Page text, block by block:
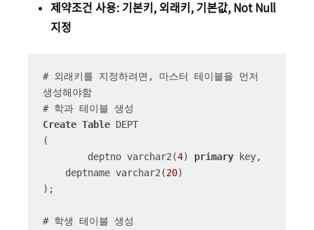
제약조건 사용: 기본키, 외래키, 기본값, Not Null
지정
# 외래키를 지정하려면, 마스터 테이블을 먼저
생성해야함
Create Table DEPT
(
	deptno varchar2(
4) primary key,
    deptname varchar2(
20)
);